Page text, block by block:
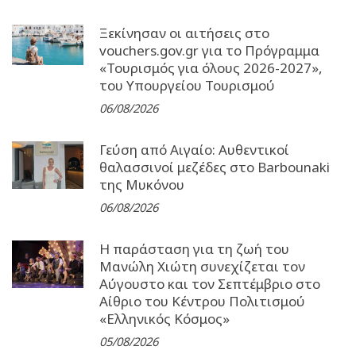
Ξεκίνησαν οι αιτήσεις στο
vouchers.gov.gr για το Πρόγραμμα
«Τουρισμός για όλους 2026-2027»,
του Υπουργείου Τουρισμού
06/08/2026
Γεύση από Αιγαίο: Αυθεντικοί
θαλασσινοί μεζέδες στο Barbounaki
της Μυκόνου
06/08/2026
Η παράσταση για τη ζωή του
Μανώλη Χιώτη συνεχίζεται τον
Αύγουστο και τον Σεπτέμβριο στο
Αίθριο του Κέντρου Πολιτισμού
«Ελληνικός Κόσμος»
05/08/2026